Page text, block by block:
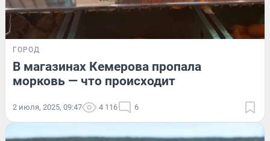
ГОРОД
В магазинах Кемерова пропала
морковь — что происходит
2 июля, 2025, 09:47 4 116 6